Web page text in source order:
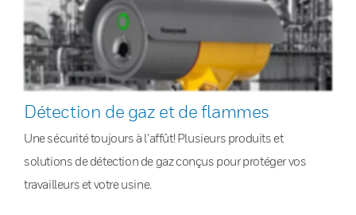
Détection de gaz et de flammes
Une sécurité toujours à l’affût! Plusieurs produits et
solutions de détection de gaz conçus pour protéger vos
travailleurs et votre usine.